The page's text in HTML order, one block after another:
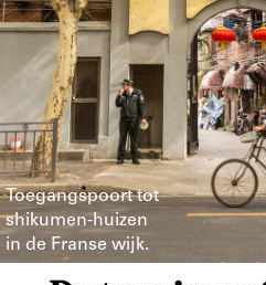
Toegangspoort tot
shikumen-huizen
in de Franse wijk.